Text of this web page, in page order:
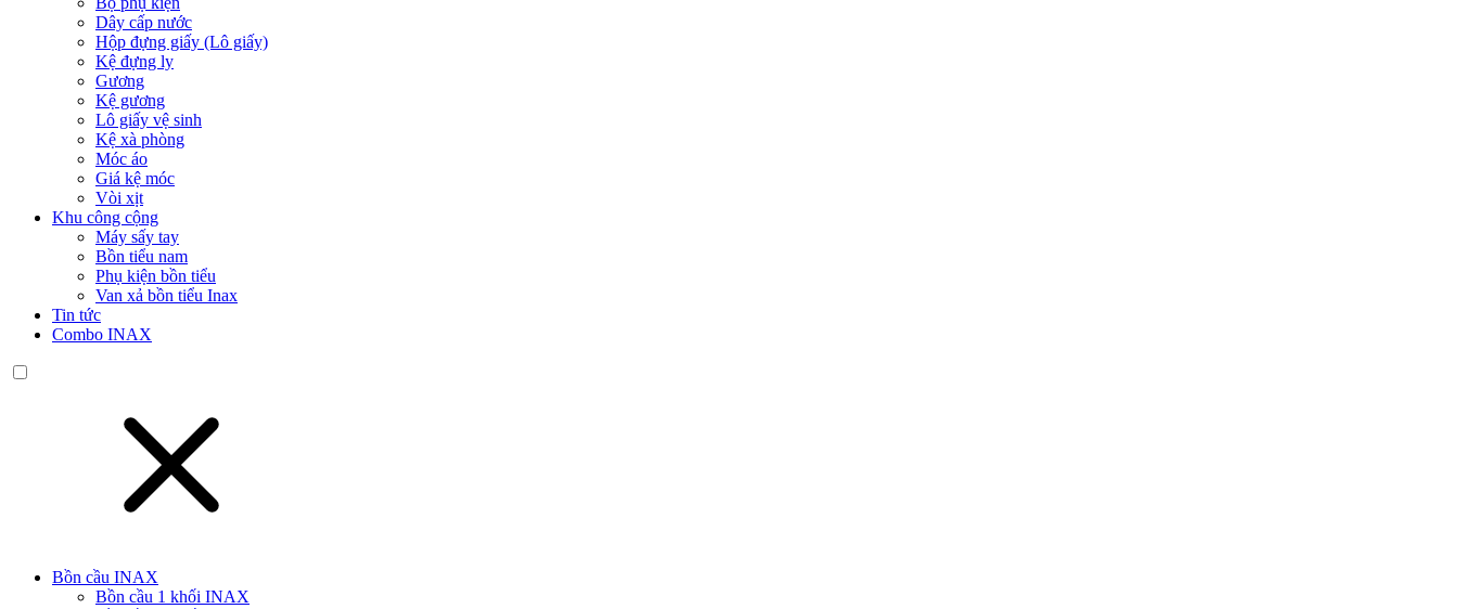
Dây cấp nước
Hộp đựng giấy (Lô giấy)
Kệ đựng ly
Gương
Kệ gương
Lô giấy vệ sinh
Kệ xà phòng
Móc áo
Giá kệ móc
Vòi xịt
Khu công cộng
Máy sấy tay
Bồn tiểu nam
Phụ kiện bồn tiểu
Van xả bồn tiểu Inax
Tin tức
Combo INAX
Bồn cầu INAX
Bồn cầu 1 khối INAX